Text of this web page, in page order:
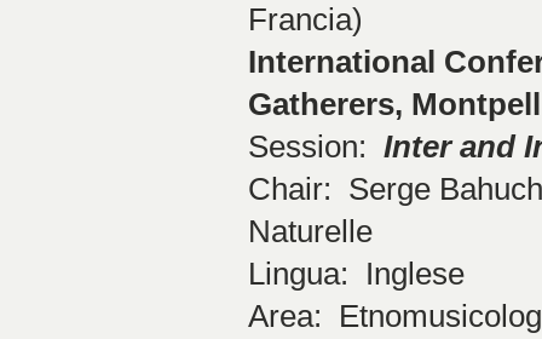
Francia)
International
Gatherers,
Session: Inter and
Chair: Serge
Naturelle
Lingua: Inglese
Area: